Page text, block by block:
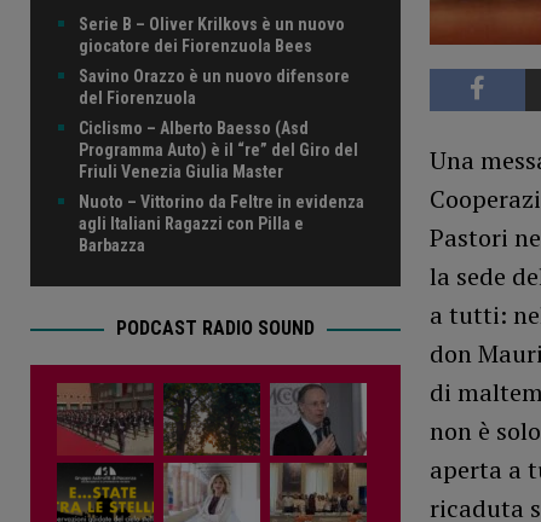
Una
Pastori
la sede
a tutti:
don
di
non è
aperta a
ricaduta
Serie B – Oliver Krilkovs è un nuovo
giocatore dei Fiorenzuola Bees
Savino Orazzo è un nuovo difensore
del Fiorenzuola
Ciclismo – Alberto Baesso (Asd
Programma Auto) è il “re” del Giro del
Friuli Venezia Giulia Master
Nuoto – Vittorino da Feltre in evidenza
agli Italiani Ragazzi con Pilla e
Barbazza
PODCAST RADIO SOUND